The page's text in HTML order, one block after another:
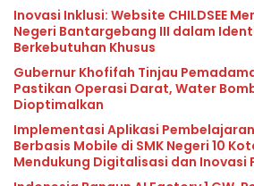
Inovasi Inklusi: Website CHILDSEE
Negeri Bantargebang III dalam
Berkebutuhan Khusus
Gubernur Khofifah Tinjau
Pastikan Operasi Darat, Water
Dioptimalkan
Implementasi Aplikasi
Berbasis Mobile di SMK Negeri 10
Mendukung Digitalisasi dan Inovasi